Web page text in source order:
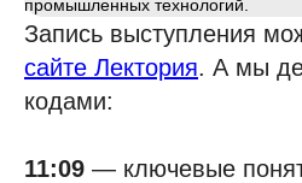
промышленных технологий.
Запись выступления
сайте Лектория. А мы
кодами:
11:09 — ключевые